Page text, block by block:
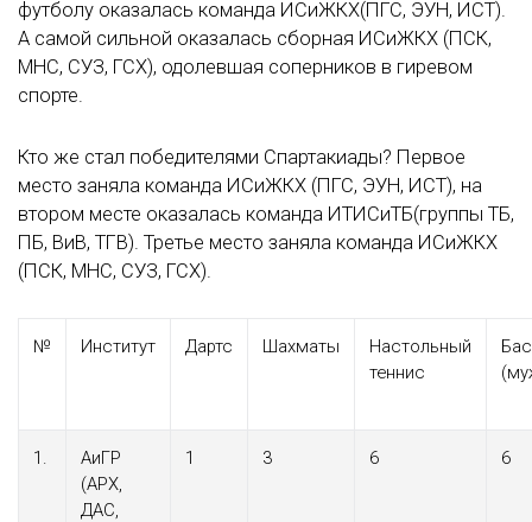
футболу оказалась команда ИСиЖКХ(ПГС, ЭУН, ИСТ).
А самой сильной оказалась сборная ИСиЖКХ (ПСК,
МНС, СУЗ, ГСХ), одолевшая соперников в гиревом
спорте.
Кто же стал победителями Спартакиады? Первое
место заняла команда ИСиЖКХ (ПГС, ЭУН, ИСТ), на
втором месте оказалась команда ИТИСиТБ(группы ТБ,
ПБ, ВиВ, ТГВ). Третье место заняла команда ИСиЖКХ
(ПСК, МНС, СУЗ, ГСХ).
№ Институт Дартс Шахматы
Настольный
теннис
1.
АиГР
(АРХ,
ДАС,
1 3 6 6